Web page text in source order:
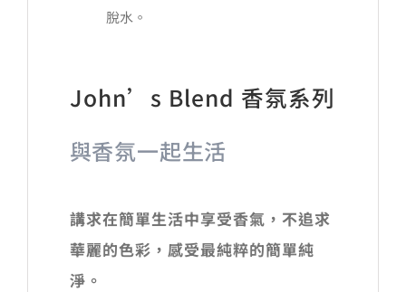
脫水。
John’s Blend 香氛系列
與香氛一起生活
講求在簡單生活中享受香氣，不追求
華麗的色彩，感受最純粹的簡單純
淨。